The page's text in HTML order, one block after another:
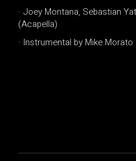
· Joey Montana, Sebastian
(Acapella)
· Instrumental by Mike Morato